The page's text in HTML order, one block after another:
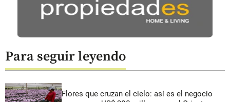
Para seguir leyendo
Flores que cruzan el cielo: así es el negocio